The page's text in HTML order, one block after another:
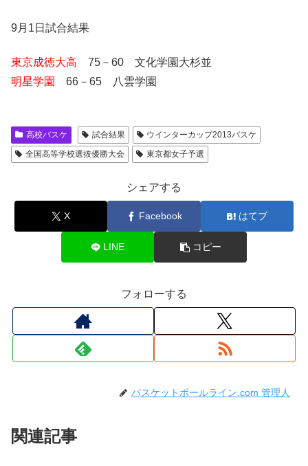
9月1日試合結果
東京成徳大高 75－60 文化学園大杉並
明星学園
66－65 八雲学園
高校バスケ 試合結果
ウインターカップ2013バスケ
全国高等学校選抜優勝大会
東京都女子予選
シェアする
X Facebook はてブ
LINE コピー
フォローする
バスケットボールライン.com 管理人
関連記事